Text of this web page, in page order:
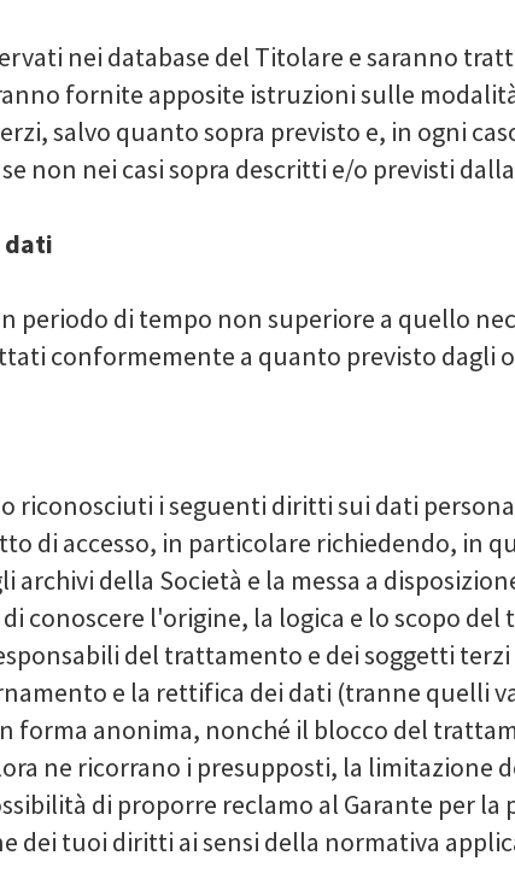
nei database del Titolare e saranno
fornite apposite istruzioni sulle
salvo quanto sopra previsto e, in ogni
non nei casi sopra descritti e/o previsti
dati
periodo di tempo non superiore a quello
conformemente a quanto previsto dagli
riconosciuti i seguenti diritti sui dati
di accesso, in particolare richiedendo, in
archivi della Società e la messa a
conoscere l'origine, la logica e lo scopo del
del trattamento e dei soggetti
e la rettifica dei dati (tranne quelli
forma anonima, nonché il blocco del
ne ricorrano i presupposti, la limitazione
di proporre reclamo al Garante per
dei tuoi diritti ai sensi della normativa